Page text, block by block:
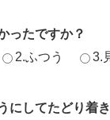
ったですか？
2.ふつう 3.
にしてたどり着